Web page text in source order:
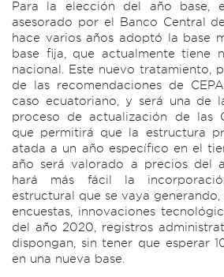
Para la elección del año base,
asesorado por el Banco Central
hace varios años adoptó la base
base fija, que actualmente tiene
nacional. Este nuevo tratamiento,
de las recomendaciones de
caso ecuatoriano, y será una de
proceso de actualización de las
que permitirá que la estructura
atada a un año específico en el
año será valorado a precios del
hará más fácil la
estructural que se vaya
encuestas, innovaciones
del año 2020, registros
dispongan, sin tener que esperar
en una nueva base.